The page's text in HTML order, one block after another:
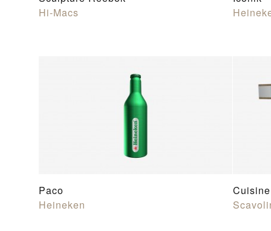
Hi-Macs
Paco
Heineken